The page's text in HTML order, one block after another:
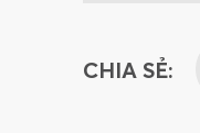
CHIA SẺ: